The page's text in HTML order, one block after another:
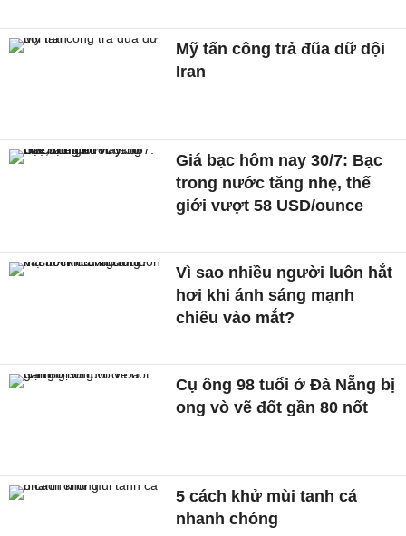
Mỹ tấn công trả đũa dữ dội
Iran
Giá bạc hôm nay 30/7: Bạc
trong nước tăng nhẹ, thế
giới vượt 58 USD/ounce
Vì sao nhiều người luôn hắt
hơi khi ánh sáng mạnh
chiếu vào mắt?
Cụ ông 98 tuổi ở Đà Nẵng bị
ong vò vẽ đốt gần 80 nốt
5 cách khử mùi tanh cá
nhanh chóng